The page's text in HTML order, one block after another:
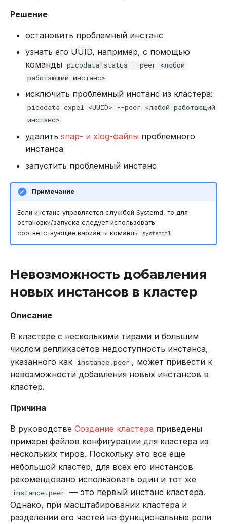
Решение
остановить проблемный инстанс
узнать его UUID, например, с помощью
команды picodata status --peer <любой
работающий инстанс>
исключить проблемный инстанс из кластера:
picodata expel <UUID> --peer <любой работающий
инстанс>
удалить snap- и xlog-файлы проблемного
инстанса
запустить проблемный инстанс
Примечание
Если инстанс управляется службой Systemd, то для
остановки/запуска следует использовать
соответствующие варианты команды
systemctl
Невозможность добавления
новых инстансов в кластер
Описание
В кластере с несколькими тирами и большим
числом репликасетов недоступность инстанса,
указанного как instance.peer , может привести к
невозможности добавления новых инстансов в
кластер.
Причина
В руководстве Создание кластера приведены
примеры файлов конфигурации для кластера из
нескольких тиров. Поскольку это все еще
небольшой кластер, для всех его инстансов
рекомендовано использовать один и тот же
instance.peer — это первый инстанс кластера.
Однако, при масштабировании кластера и
разделении его частей на функциональные роли